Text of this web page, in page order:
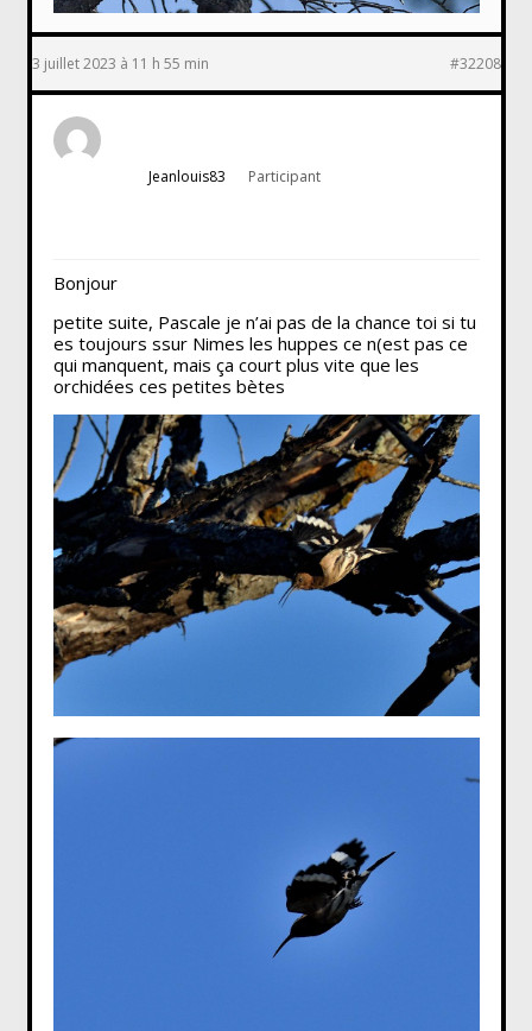
3 juillet 2023 à 11 h 55 min #32208
Jeanlouis83 Participant
Bonjour
petite suite, Pascale je n’ai pas de la chance toi si tu
es toujours ssur Nimes les huppes ce n(est pas ce
qui manquent, mais ça court plus vite que les
orchidées ces petites bètes